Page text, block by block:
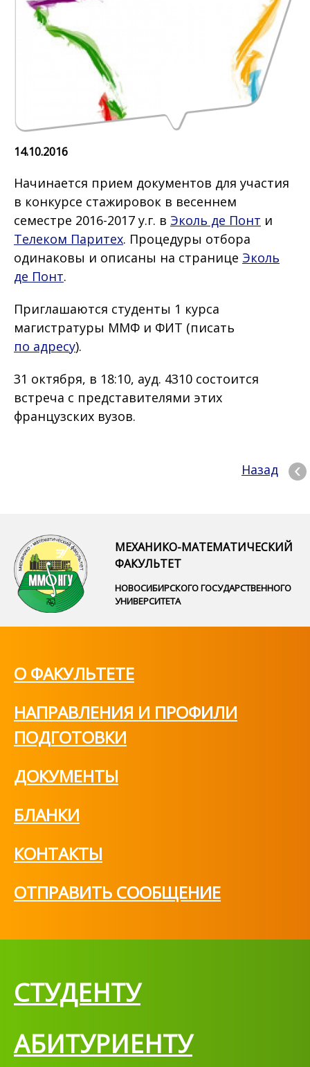
14.10.2016
Начинается прием документов для участия
в конкурсе стажировок в весеннем
семестре 2016-2017 у.г. в Эколь де Понт и
Телеком Паритех. Процедуры отбора
одинаковы и описаны на странице Эколь
де Понт.
Приглашаются студенты 1 курса
магистратуры ММФ и ФИТ (писать
по адресу).
31 октября, в 18:10, ауд. 4310 состоится
встреча с представителями этих
французских вузов.
Назад
МЕХАНИКО-МАТЕМАТИЧЕСКИЙ
ФАКУЛЬТЕТ
НОВОСИБИРСКОГО ГОСУДАРСТВЕННОГО
УНИВЕРСИТЕТА
О ФАКУЛЬТЕТЕ
НАПРАВЛЕНИЯ И ПРОФИЛИ
ПОДГОТОВКИ
ДОКУМЕНТЫ
БЛАНКИ
КОНТАКТЫ
ОТПРАВИТЬ СООБЩЕНИЕ
СТУДЕНТУ
АБИТУРИЕНТУ